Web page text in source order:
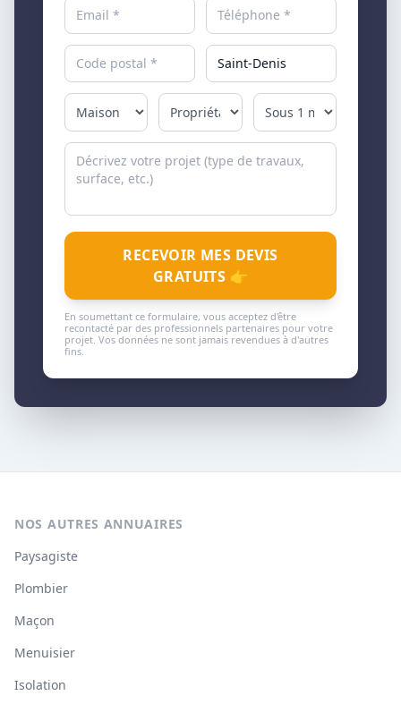
RECEVOIR MES DEVIS
GRATUITS 👉
En soumettant ce formulaire, vous acceptez d'être
recontacté par des professionnels partenaires pour votre
projet. Vos données ne sont jamais revendues à d'autres
fins.
NOS AUTRES ANNUAIRES
Paysagiste
Plombier
Maçon
Menuisier
Isolation